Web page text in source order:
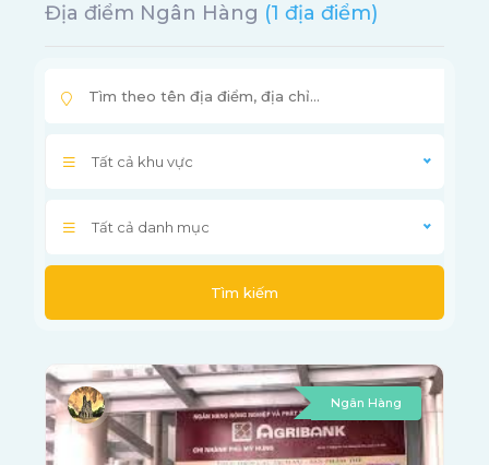
Địa điểm Ngân Hàng (1 địa điểm)
Tất cả khu vực
Tất cả danh mục
Tìm kiếm
Ngân Hàng